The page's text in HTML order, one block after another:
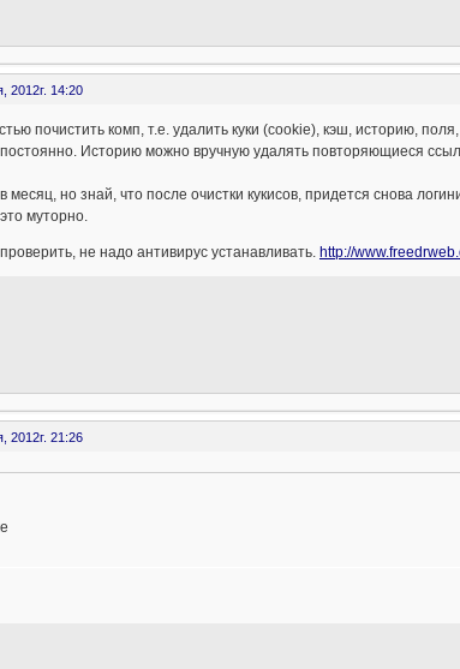
2012г. 14:20
почистить комп, т.е. удалить куки (cookie), кэш, историю,
Историю можно вручную удалять повторяющиеся
месяц, но знай, что после очистки кукисов, придется снова
муторно.
не надо антивирус устанавливать. http://
2012г. 21:26